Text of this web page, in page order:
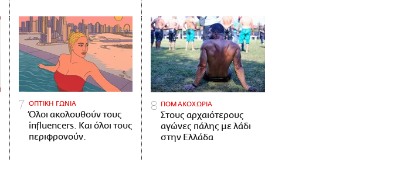
ΟΠΤΙΚΗ ΓΩΝΙΑ
Όλοι ακολουθούν τους
influencers. Και όλοι τους
περιφρονούν.
ΠΟΜΑΚΟΧΩΡΙΑ
Στους αρχαιότερους
αγώνες πάλης με λάδι
στην Ελλάδα